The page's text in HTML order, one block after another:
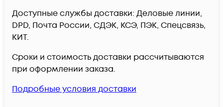
Доступные службы доставки: Деловые линии,
DPD, Почта России, СДЭК, КСЭ, ПЭК, Спецсвязь,
КИТ.
Сроки и стоимость доставки рассчитываются
при оформлении заказа.
Подробные условия доставки